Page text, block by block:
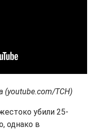
(youtube.com/ТСН)
убили 25-
однако в